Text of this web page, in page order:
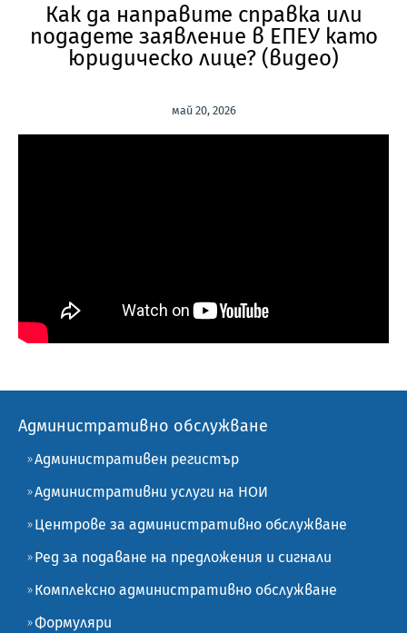
Как да направите справка или
подадете заявление в ЕПЕУ като
юридическо лице? (видео)
май 20, 2026
Административно обслужване
Административен регистър
Административни услуги на НОИ
Центрове за административно обслужване
Ред за подаване на предложения и сигнали
Комплексно административно обслужване
Формуляри